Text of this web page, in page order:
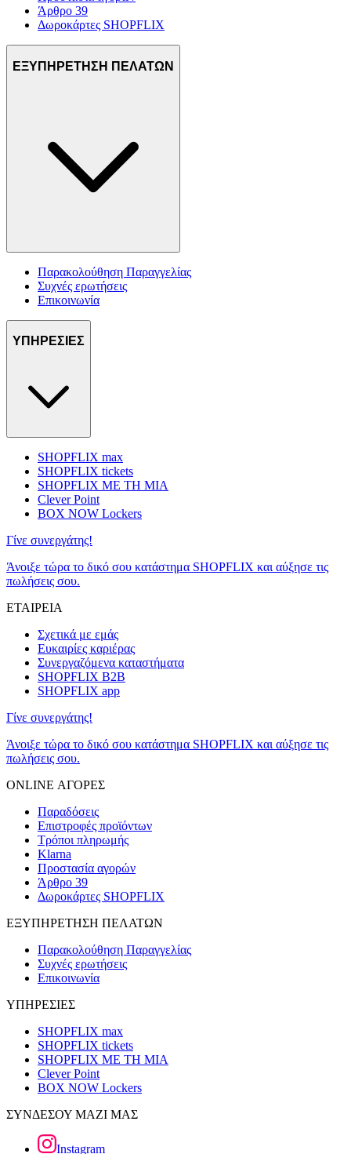
Άρθρο 39
Δωροκάρτες SHOPFLIX
ΕΞΥΠΗΡΕΤΗΣΗ ΠΕΛΑΤΩΝ
Παρακολούθηση Παραγγελίας
Συχνές ερωτήσεις
Επικοινωνία
ΥΠΗΡΕΣΙΕΣ
SHOPFLIX max
SHOPFLIX tickets
SHOPFLIX ΜΕ ΤΗ ΜΙΑ
Clever Point
BOX NOW Lockers
Γίνε συνεργάτης!
Άνοιξε τώρα το δικό σου κατάστημα SHOPFLIX και αύξησε τις
πωλήσεις σου.
ΕΤΑΙΡΕΙΑ
Σχετικά με εμάς
Ευκαιρίες καριέρας
Συνεργαζόμενα καταστήματα
SHOPFLIX B2B
SHOPFLIX app
Γίνε συνεργάτης!
Άνοιξε τώρα το δικό σου κατάστημα SHOPFLIX και αύξησε τις
πωλήσεις σου.
ONLINE ΑΓΟΡΕΣ
Παραδόσεις
Επιστροφές προϊόντων
Τρόποι πληρωμής
Klarna
Προστασία αγορών
Άρθρο 39
Δωροκάρτες SHOPFLIX
ΕΞΥΠΗΡΕΤΗΣΗ ΠΕΛΑΤΩΝ
Παρακολούθηση Παραγγελίας
Συχνές ερωτήσεις
Επικοινωνία
ΥΠΗΡΕΣΙΕΣ
SHOPFLIX max
SHOPFLIX tickets
SHOPFLIX ΜΕ ΤΗ ΜΙΑ
Clever Point
BOX NOW Lockers
ΣΥΝΔΕΣΟΥ ΜΑΖΙ ΜΑΣ
Instagram